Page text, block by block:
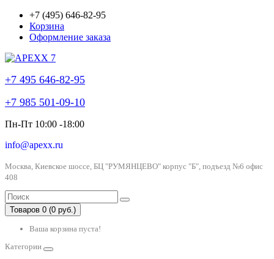
+7 (495) 646-82-95
Корзина
Оформление заказа
+7 495 646-82-95
+7 985 501-09-10
Пн-Пт 10:00 -18:00
info@apexx.ru
Москва, Киевское шоссе, БЦ "РУМЯНЦЕВО" корпус "Б", подъезд №6 офис
408
Товаров 0 (0 руб.)
Ваша корзина пуста!
Категории